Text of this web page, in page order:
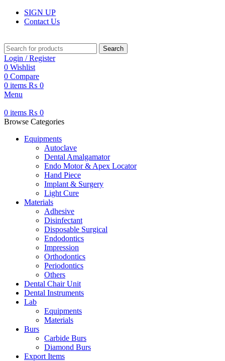
SIGN UP
Contact Us
Search
Login / Register
0 Wishlist
0 Compare
0 items ₨ 0
Menu
0 items ₨ 0
Browse Categories
Equipments
Autoclave
Dental Amalgamator
Endo Motor & Apex Locator
Hand Piece
Implant & Surgery
Light Cure
Materials
Adhesive
Disinfectant
Disposable Surgical
Endodontics
Impression
Orthodontics
Periodontics
Others
Dental Chair Unit
Dental Instruments
Lab
Equipments
Materials
Burs
Carbide Burs
Diamond Burs
Export Items